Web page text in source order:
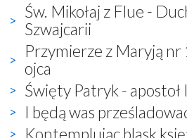
Św. Mikołaj z Flue -
Szwajcarii
Przymierze z Maryją nr
ojca
Święty Patryk - apostoł
I będą was
Kontemplując blask